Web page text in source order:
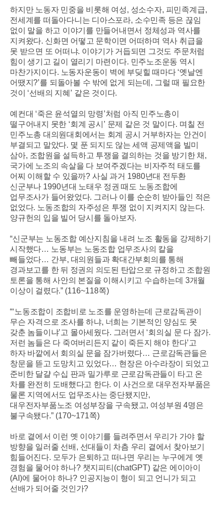
하지만 노동자 민중을 비롯해 여성, 성소수자, 피민족계급,
전세계를 떠돌아다니는 디아스포라, 소수민족 등은 끊임
없이 말을 하고 이야기를 만들어내면서 정체성과 역사를
지켜왔다. 신화면 어떻고 문학이면 어떠하며 역사 취급을
못 받으면 또 어떠냐. 이야기가 거듭되면 그것도 주문처럼
힘이 생기고 길이 열리기 마련이다. 민주노조운동 역시
마찬가지이다. 노동자운동이 벽에 부딪힐 때마다 ‘옛날엔
어땠지?’를 되돌아볼 수 밖에 없게 되는데 , 그럴 때 필요한
것이 ‘선배의 지혜 ’ 같은 것이다.
예컨대 ‘죽은 윤석열의 망령’처럼 아직 민주노총이
떨구어내지 못한 ‘회계 공시 ’ 문제 같은 것 말이다. 며칠 전
민주노총 대의원대회에서는 회계 공시 거부하자는 안건이
부결되고 말았다. 몇 푼 되지도 않는 세액 공제액을 빌미
삼아, 조합원을 설득하고 투쟁을 결의하는 것을 방기한 채 ,
국가에 노조의 속살을 다 보여주겠다는 비자주적 태도를
어찌 이해할 수 있을까?사실 과거 1980년대 전두환
신군부나 1990년대 노태우 정권 때도 노동조합에
업무조사가 들어왔었다. 그러나 이를 순순히 받아들인 적은
없었다. 노동조합의 자주성은 투쟁 없이 지켜지지 않는다.
양규헌의 입을 빌어 당시를 돌아보자.
“신군부는 노동조합 예산지침을 내려 노조 활동을 강제하기
시작했다… 노동부는 노동조합 업무조사의 칼을
빼들었다… 간부, 대의원들과 확대간부회의를 통해
경과보고를 한 뒤 정권의 의도된 탄압으로 규정하고 조합원
토론을 통해 사안의 본질을 이해시키고 수습하는데 3개월
이상이 걸렸다.” (116~118쪽)
“‘ 노동조합이 조합비로 노조를 운영하는데 근로감독관이
무슨 자격으로 조사를 하냐, 너희는 기본적인 양심도 못
갖춘 놈들이냐’고 몰아세웠다. 그러면서 ‘회의실 문 다 잠가.
저런 놈들은 다 죽여버리든지 같이 죽든지 해야 한다’고
하자 바깥에서 회의실 문을 잠가버렸다… 근로감독관들은
창문을 뜯고 도망치고 있었다… 현장은 아수라장이 되었고
준비한 달걀 수십 판과 밀가루로 근로감독관들이 타고 온
차를 완전히 도배했다고 한다. 이 사건으로 대우전자부품은
물론 지역에서도 업무조사는 중단됐지만,
대우전자부품노조 여성부장을 구속됐고, 여성부원4명은
불구속됐다.” (170~171쪽)
바로 곁에서 이런 옛 이야기를 들려주면서 우리가 가야 할
방향을 일러줄 선배 , 선대들이 차츰 우리 곁에서 찾아보기
힘들어진다. 모두가 은퇴하고 떠나면 우리는 누구에게 옛
경험을 물어야 하나? 챗지피티 (chatGPT) 같은 에이아이
(AI)에 물어야 하나? 인공지능이 형이 되고 언니가 되고
선배가 되어줄 것인가?